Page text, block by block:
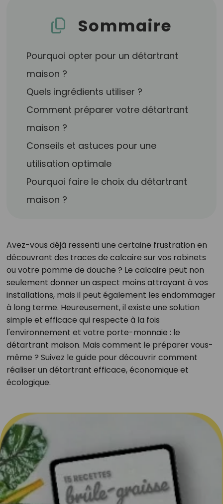
Sommaire
Pourquoi opter pour un détartrant
maison ?
Quels ingrédients utiliser ?
Comment préparer votre détartrant
maison ?
Conseils et astuces pour une
utilisation optimale
Pourquoi faire le choix du détartrant
maison ?
Avez-vous déjà ressenti une certaine frustration en
découvrant des traces de calcaire sur vos robinets
ou votre pomme de douche ? Le calcaire peut non
seulement donner un aspect moins attrayant à vos
installations, mais il peut également les endommager
à long terme. Heureusement, il existe une solution
simple et efficace qui respecte à la fois
l'environnement et votre porte-monnaie : le
détartrant maison. Mais comment le préparer vous-
même ? Suivez le guide pour découvrir comment
réaliser un détartrant efficace, économique et
écologique.